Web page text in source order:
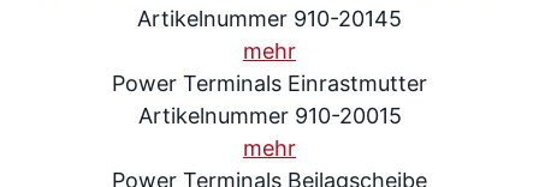
Artikelnummer 910-20145
mehr
Power Terminals Einrastmutter
Artikelnummer 910-20015
mehr
Power Terminals Beilagscheibe